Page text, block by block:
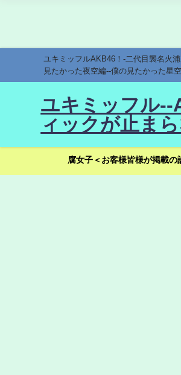
ユキミッフルAKB46！-二代目襲名火
見たかった夜空編--僕の見たかった星
ユキミッフル--
ィックが止ま
腐女子＜お客様皆様が掲載